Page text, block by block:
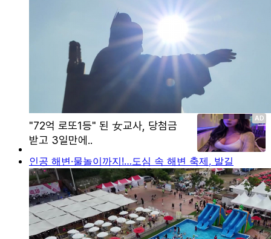
인공 해변·물놀이까지!…도심 속 해변 축제, 발길